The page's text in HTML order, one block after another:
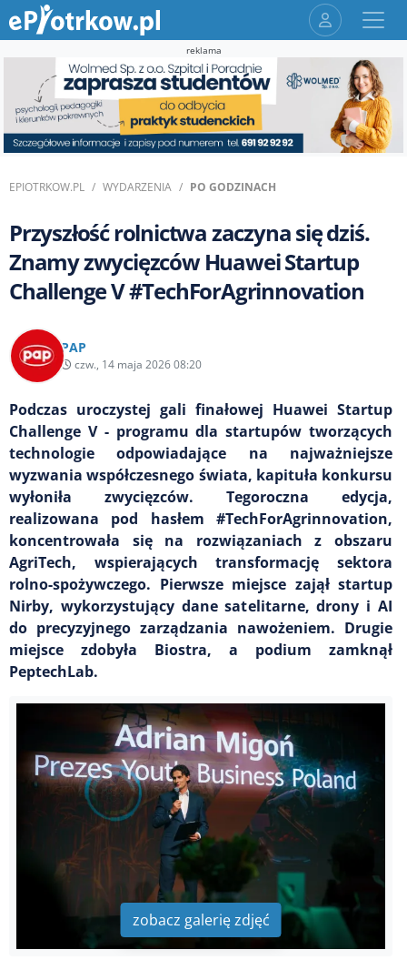
reklama
EPIOTRKOW.PL WYDARZENIA PO GODZINACH
Przyszłość rolnictwa zaczyna się dziś.
Znamy zwycięzców Huawei Startup
Challenge V #TechForAgrinnovation
PAP
czw., 14 maja 2026 08:20
Podczas uroczystej gali finałowej Huawei Startup
Challenge V - programu dla startupów tworzących
technologie odpowiadające na najważniejsze
wyzwania współczesnego świata, kapituła konkursu
wyłoniła zwycięzców. Tegoroczna edycja,
realizowana pod hasłem #TechForAgrinnovation,
koncentrowała się na rozwiązaniach z obszaru
AgriTech, wspierających transformację sektora
rolno-spożywczego. Pierwsze miejsce zajął startup
Nirby, wykorzystujący dane satelitarne, drony i AI
do precyzyjnego zarządzania nawożeniem. Drugie
miejsce zdobyła Biostra, a podium zamknął
PeptechLab.
zobacz galerię zdjęć